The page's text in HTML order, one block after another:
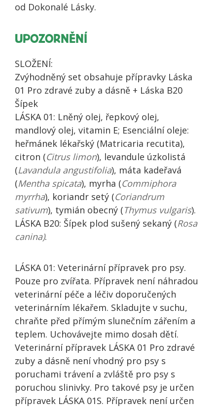
od Dokonalé Lásky.
UPOZORNĚNÍ
SLOŽENÍ:
Zvýhodněný set obsahuje přípravky Láska
01 Pro zdravé zuby a dásně + Láska B20
Šípek
LÁSKA 01: Lněný olej, řepkový olej,
mandlový olej, vitamin E; Esenciální oleje:
heřmánek lékařský (Matricaria recutita),
citron (Citrus limon), levandule úzkolistá
(Lavandula angustifolia), máta kadeřavá
(Mentha spicata), myrha (Commiphora
myrrha), koriandr setý (Coriandrum
sativum), tymián obecný (Thymus vulgaris).
LÁSKA B20: Šípek plod sušený sekaný (Rosa
canina).
LÁSKA 01: Veterinární přípravek pro psy.
Pouze pro zvířata. Přípravek není náhradou
veterinární péče a léčiv doporučených
veterinárním lékařem. Skladujte v suchu,
chraňte před přímým slunečním zářením a
teplem. Uchovávejte mimo dosah dětí.
Veterinární přípravek LÁSKA 01 Pro zdravé
zuby a dásně není vhodný pro psy s
poruchami trávení a zvláště pro psy s
poruchou slinivky. Pro takové psy je určen
přípravek LÁSKA 01S. Přípravek není určen